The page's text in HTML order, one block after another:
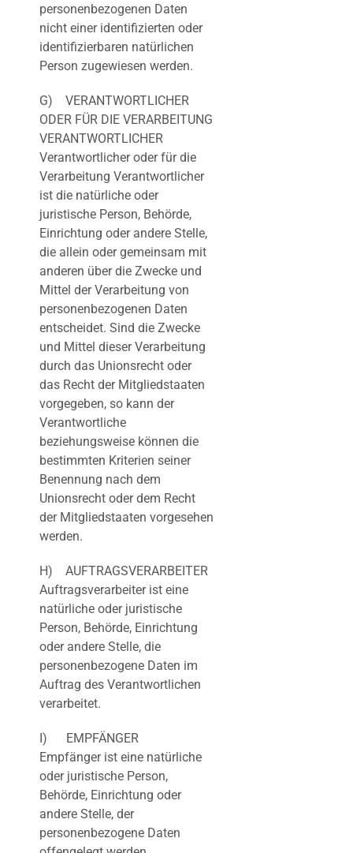
personenbezogenen Daten
nicht einer identifizierten oder
identifizierbaren natürlichen
Person zugewiesen werden.
G) VERANTWORTLICHER
ODER FÜR DIE VERARBEITUNG
VERANTWORTLICHER
Verantwortlicher oder für die
Verarbeitung Verantwortlicher
ist die natürliche oder
juristische Person, Behörde,
Einrichtung oder andere Stelle,
die allein oder gemeinsam mit
anderen über die Zwecke und
Mittel der Verarbeitung von
personenbezogenen Daten
entscheidet. Sind die Zwecke
und Mittel dieser Verarbeitung
durch das Unionsrecht oder
das Recht der Mitgliedstaaten
vorgegeben, so kann der
Verantwortliche
beziehungsweise können die
bestimmten Kriterien seiner
Benennung nach dem
Unionsrecht oder dem Recht
der Mitgliedstaaten vorgesehen
werden.
H) AUFTRAGSVERARBEITER
Auftragsverarbeiter ist eine
natürliche oder juristische
Person, Behörde, Einrichtung
oder andere Stelle, die
personenbezogene Daten im
Auftrag des Verantwortlichen
verarbeitet.
I) EMPFÄNGER
Empfänger ist eine natürliche
oder juristische Person,
Behörde, Einrichtung oder
andere Stelle, der
personenbezogene Daten